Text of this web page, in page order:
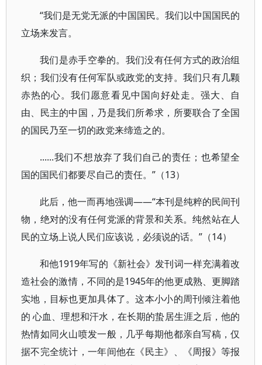
“我们是无党无派的中国国民。我们以中国国民的
立场来发言。
我们是赤手空拳的。我们没有任何方式的政治组
织；我们没有任何军队或政党的支持。我们只有几颗
赤热的心。我们愿意看见中国向好处走。强大、自
由、民主的中国，乃是我们所希求，所要联合了全国
的国民乃至一切的政党来缔造之的。
......我们不想放弃了我们自己的责任；也希望全
国的国民们都要尽自己的责任。”（13）
此后，他一而再地强调——“本刊是纯粹的民间刊
物，绝对的没有任何党派的背景和关系。纯然站在人
民的立场上说人民们应该说，必须说的话。”（14）
和他1919年写的《新社会》发刊词一样充满着改
造社会的激情，不同的是1945年的他更成熟、更脚踏
实地，目标也更加具体了。这本小小的周刊倾注着他
的 心血、理想和汗水，在长期的蛰居生涯之后，他的
热情如同火山喷发一般，几乎每期他都亲自写稿，仅
据不完全统计，一年间他在《民主》、《周报》等报